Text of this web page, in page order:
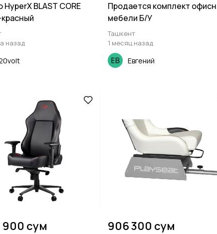
HyperX BLAST CORE
назад
Продается комплект
мебели Б/У
Ташкент
1 месяц назад
Евгений
900 сум 906 300 сум